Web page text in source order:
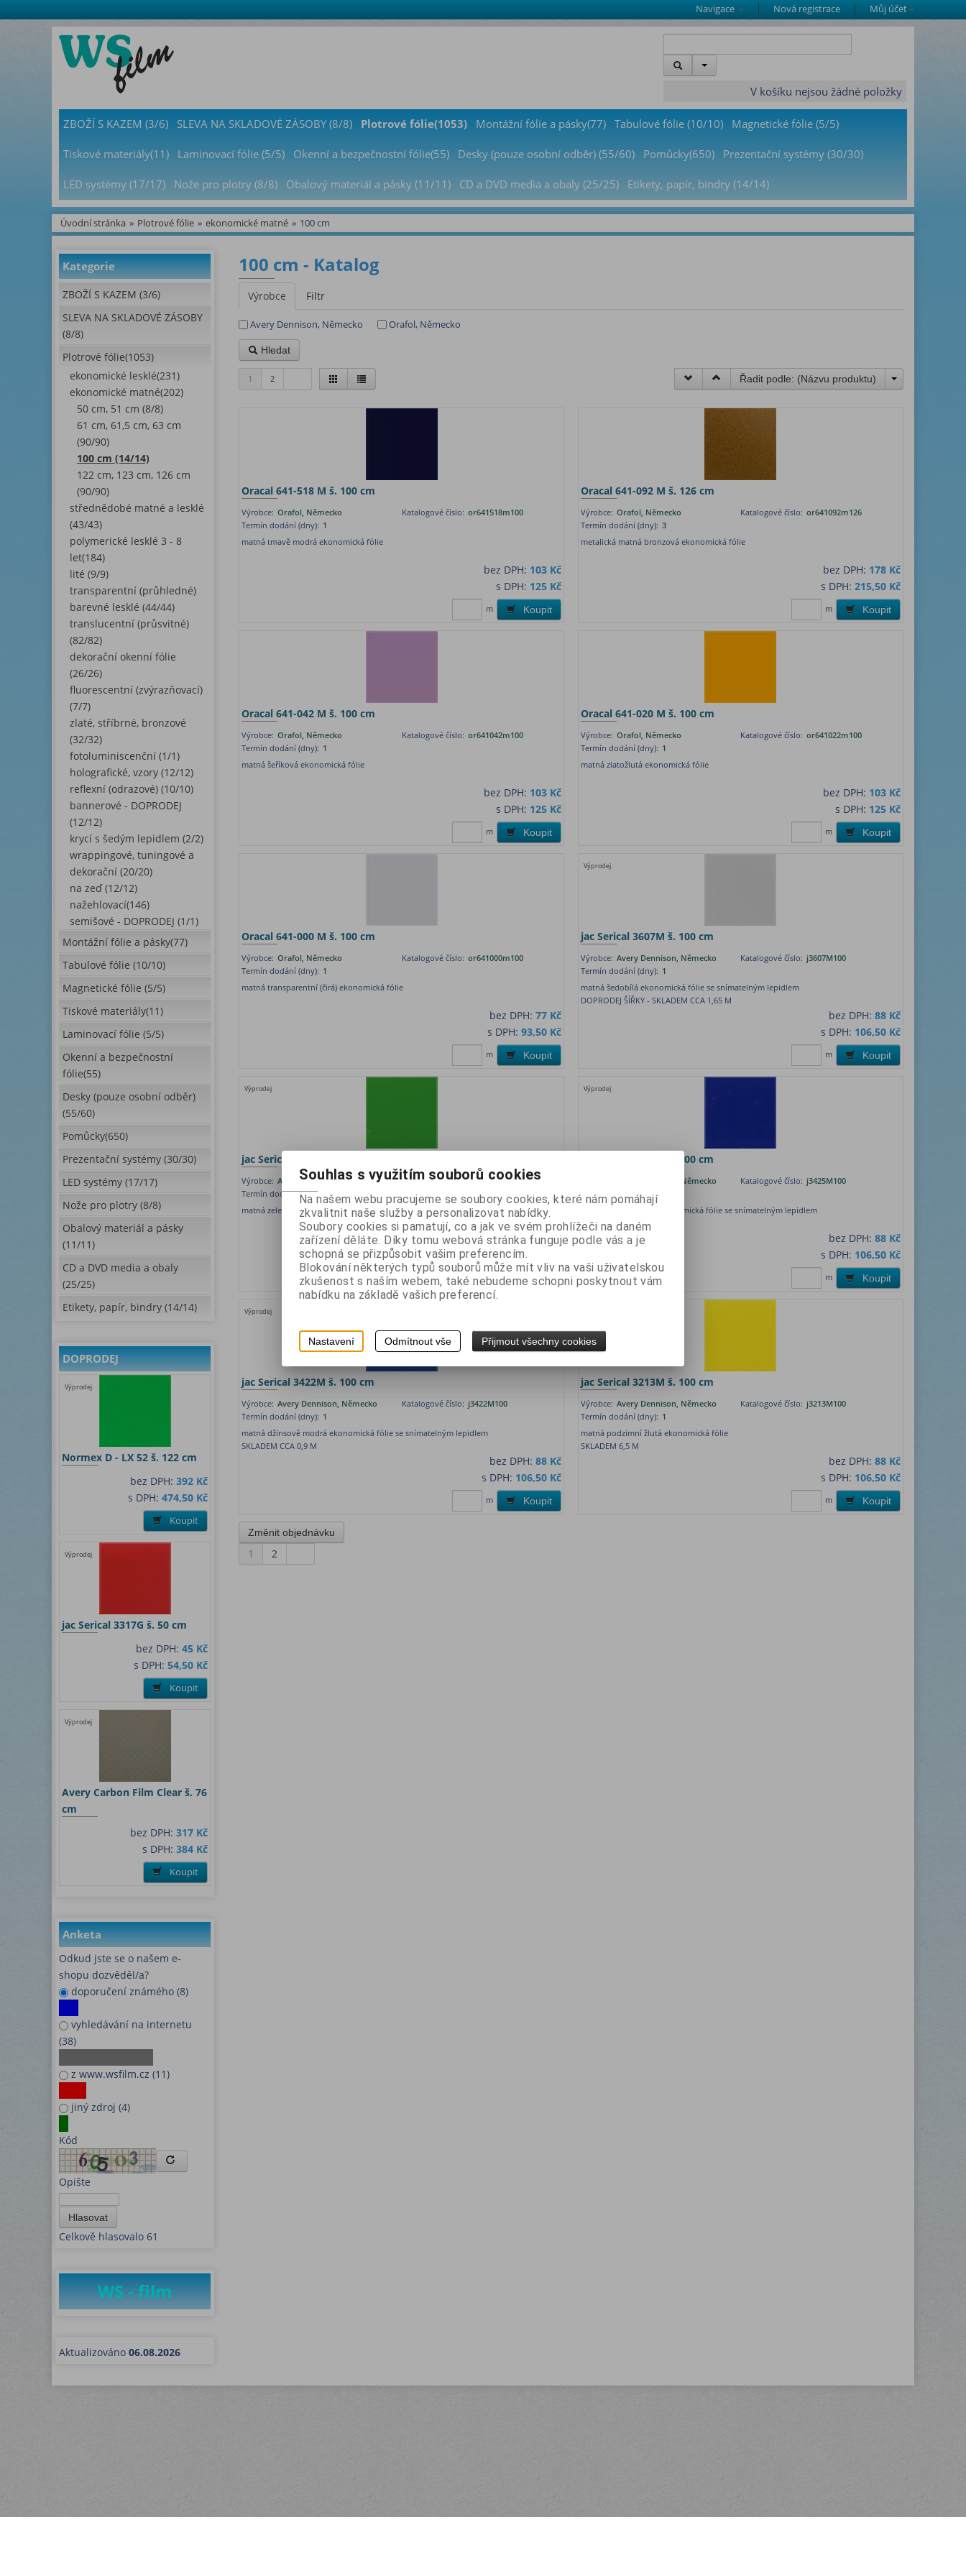
Navigace Nová registrace Můj účet
V košíku nejsou žádné položky
ZBOŽÍ S KAZEM (3/6) SLEVA NA SKLADOVÉ ZÁSOBY (8/8) Plotrové fólie(1053) Montážní fólie a pásky(77) Tabulové fólie (10/10)
Magnetické fólie (5/5)
Tiskové materiály(11)
Laminovací fólie (5/5) Okenní a bezpečnostní fólie(55) Desky (pouze osobní odběr) (55/60) Pomůcky(650)
Prezentační systémy (30/30)
LED systémy (17/17)
Nože pro plotry (8/8) Obalový materiál a pásky (11/11) CD a DVD media a obaly (25/25) Etikety, papír, bindry (14/14)
Úvodní stránka » Plotrové fólie » ekonomické matné » 100 cm
Kategorie
ZBOŽÍ S KAZEM (3/6)
SLEVA NA SKLADOVÉ ZÁSOBY
(8/8)
Plotrové fólie(1053)
ekonomické lesklé(231)
ekonomické matné(202)
50 cm, 51 cm (8/8)
61 cm, 61,5 cm, 63 cm
(90/90)
100 cm (14/14)
122 cm, 123 cm, 126 cm
(90/90)
střednědobé matné a lesklé
(43/43)
polymerické lesklé 3 - 8
let(184)
lité (9/9)
transparentní (průhledné)
barevné lesklé (44/44)
translucentní (průsvitné)
(82/82)
dekorační okenní fólie
(26/26)
fluorescentní (zvýrazňovací)
(7/7)
zlaté, stříbrné, bronzové
(32/32)
fotoluminiscenční (1/1)
holografické, vzory (12/12)
reflexní (odrazové) (10/10)
bannerové - DOPRODEJ
(12/12)
krycí s šedým lepidlem (2/2)
wrappingové, tuningové a
dekorační (20/20)
na zeď (12/12)
nažehlovací(146)
semišové - DOPRODEJ (1/1)
Montážní fólie a pásky(77)
Tabulové fólie (10/10)
Magnetické fólie (5/5)
Tiskové materiály(11)
Laminovací fólie (5/5)
Okenní a bezpečnostní
fólie(55)
Desky (pouze osobní odběr)
(55/60)
Pomůcky(650)
Prezentační systémy (30/30)
LED systémy (17/17)
Nože pro plotry (8/8)
Obalový materiál a pásky
(11/11)
CD a DVD media a obaly
(25/25)
Etikety, papír, bindry (14/14)
DOPRODEJ
Výprodej
Normex D - LX 52 š. 122 cm
bez DPH: 392 Kč
s DPH: 474,50 Kč
Koupit
Výprodej
jac Serical 3317G š. 50 cm
bez DPH: 45 Kč
s DPH: 54,50 Kč
Koupit
Výprodej
Avery Carbon Film Clear š. 76
cm
bez DPH: 317 Kč
s DPH: 384 Kč
Koupit
Anketa
Odkud jste se o našem e-
shopu dozvěděl/a?
doporučení známého (8)
vyhledávání na internetu
(38)
z www.wsfilm.cz (11)
jiný zdroj (4)
Kód
Opište
Hlasovat
Celkově hlasovalo 61
WS - film
Aktualizováno 06.08.2026
100 cm - Katalog
Výrobce Filtr
Avery Dennison, Německo Orafol, Německo
Hledat
1 2 Řadit podle: (Názvu produktu)
Oracal 641-518 M š. 100 cm
Výrobce: Orafol, Německo Katalogové číslo: or641518m100
Termín dodání (dny): 1
matná tmavě modrá ekonomická fólie
bez DPH: 103 Kč
s DPH: 125 Kč
Koupit
m
Oracal 641-092 M š. 126 cm
Výrobce: Orafol, Německo Katalogové číslo: or641092m126
Termín dodání (dny): 3
metalická matná bronzová ekonomická fólie
bez DPH: 178 Kč
s DPH: 215,50 Kč
Koupit
m
Oracal 641-042 M š. 100 cm
Výrobce: Orafol, Německo Katalogové číslo: or641042m100
Termín dodání (dny): 1
matná šeříková ekonomická fólie
bez DPH: 103 Kč
s DPH: 125 Kč
Koupit
m
Oracal 641-020 M š. 100 cm
Výrobce: Orafol, Německo Katalogové číslo: or641022m100
Termín dodání (dny): 1
matná zlatožlutá ekonomická fólie
bez DPH: 103 Kč
s DPH: 125 Kč
Koupit
m
Oracal 641-000 M š. 100 cm
Výrobce: Orafol, Německo Katalogové číslo: or641000m100
Termín dodání (dny): 1
matná transparentní (čirá) ekonomická fólie
bez DPH:77 Kč
s DPH:93,50 Kč
Koupit
m
Výprodej
jac Serical 3607M š. 100 cm
Výrobce: Avery Dennison, Německo Katalogové číslo: j3607M100
Termín dodání (dny): 1
matná šedobílá ekonomická fólie se snímatelným lepidlem
DOPRODEJ ŠÍŘKY - SKLADEM CCA 1,65 M
bez DPH: 88 Kč
s DPH: 106,50 Kč
Koupit
m
Výprodej
jac Serical 3516M š. 100 cm
Výrobce: Avery Dennison, Německo Katalogové číslo:j3516M100
Termín dodání (dny):
matná zelená ekonomická fólie se snímatelným lepidlem
bez DPH:88 Kč
s DPH:106,50 Kč
Koupit
m
Výprodej
jac Serical 3425M š. 100 cm
Avery Dennison, Německo Katalogové číslo: j3425M100
Termín dodání (dny):
matná tmavě modrá ekonomická fólie se snímatelným lepidlem
bez DPH: 88 Kč
s DPH: 106,50 Kč
Koupit
m
Výprodej
jac Serical 3422M š. 100 cm
Výrobce: Avery Dennison, Německo Katalogové číslo: j3422M100
Termín dodání (dny): 1
matná džínsově modrá ekonomická fólie se snímatelným lepidlem
SKLADEM CCA 0,9 M
bez DPH:88 Kč
s DPH: 106,50 Kč
Koupit
m
jac Serical 3213M š. 100 cm
Výrobce: Avery Dennison, Německo Katalogové číslo: j3213M100
Termín dodání (dny): 1
matná podzimní žlutá ekonomická fólie
SKLADEM 6,5 M
bez DPH: 88 Kč
s DPH: 106,50 Kč
Koupit
m
1 2
Souhlas s využitím souborů cookies
Na našem webu pracujeme se soubory cookies, které nám pomáhají
zkvalitnit naše služby a personalizovat nabídky.
Soubory cookies si pamatují, co a jak ve svém prohlížeči na daném
zařízení děláte. Díky tomu webová stránka funguje podle vás a je
schopná se přizpůsobit vašim preferencím.
Blokování některých typů souborů může mít vliv na vaši uživatelskou
zkušenost s naším webem, také nebudeme schopni poskytnout vám
nabídku na základě vašich preferencí.
Nastavení Odmítnout vše Přijmout všechny cookies